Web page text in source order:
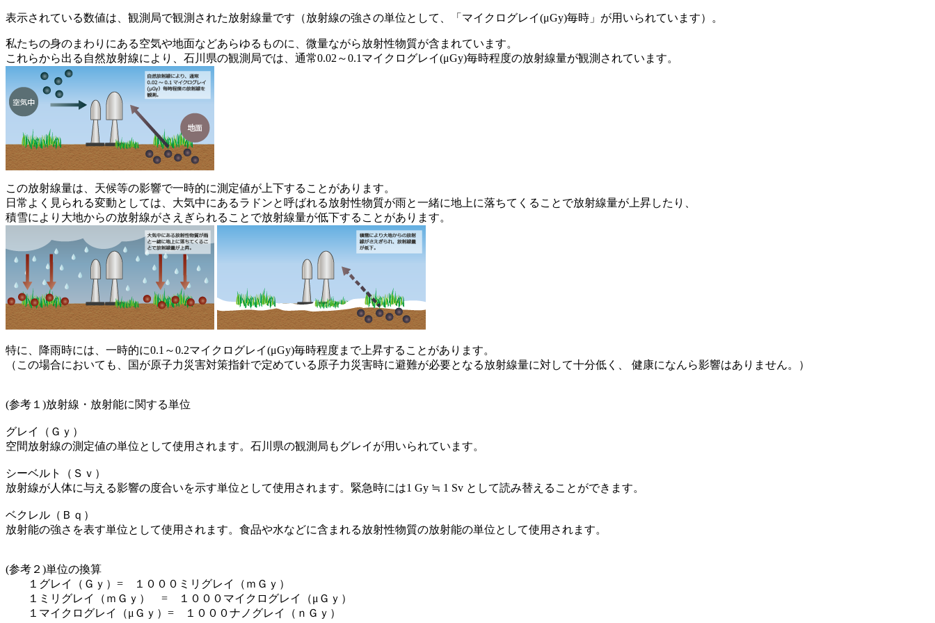
表示されている数値は、観測局で観測された放射線量です（放射線の強さの単位として、「マイクログレイ(μGy)毎時」が用いられています）。
私たちの身のまわりにある空気や地面などあらゆるものに、微量ながら放射性物質が含まれています。
これらから出る自然放射線により、石川県の観測局では、通常0.02～0.1マイクログレイ(μGy)毎時程度の放射線量が観測されています。
この放射線量は、天候等の影響で一時的に測定値が上下することがあります。
日常よく見られる変動としては、大気中にあるラドンと呼ばれる放射性物質が雨と一緒に地上に落ちてくることで放射線量が上昇したり、
積雪により大地からの放射線がさえぎられることで放射線量が低下することがあります。
特に、降雨時には、一時的に0.1～0.2マイクログレイ(μGy)毎時程度まで上昇することがあります。
（この場合においても、国が原子力災害対策指針で定めている原子力災害時に避難が必要となる放射線量に対して十分低く、 健康になんら影響はありません。）
(参考１)放射線・放射能に関する単位
グレイ（Ｇｙ）
空間放射線の測定値の単位として使用されます。石川県の観測局もグレイが用いられています。
シーベルト（Ｓｖ）
放射線が人体に与える影響の度合いを示す単位として使用されます。緊急時には1 Gy ≒ 1 Sv として読み替えることができます。
ベクレル（Ｂｑ）
放射能の強さを表す単位として使用されます。食品や水などに含まれる放射性物質の放射能の単位として使用されます。
(参考２)単位の換算
１グレイ（Ｇｙ）= １０００ミリグレイ（ｍＧｙ）
１ミリグレイ（ｍＧｙ） = １０００マイクログレイ（μＧｙ）
１マイクログレイ（μＧｙ）= １０００ナノグレイ（ｎＧｙ）